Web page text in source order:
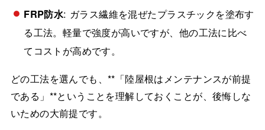
FRP防水: ガラス繊維を混ぜたプラスチックを塗布す
る工法。軽量で強度が高いですが、他の工法に比べ
てコストが高めです。
どの工法を選んでも、**「陸屋根はメンテナンスが前提
である」**ということを理解しておくことが、後悔しな
いための大前提です。